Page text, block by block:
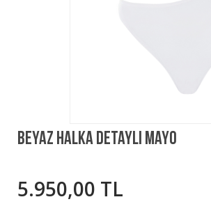
Beyaz Halka Detaylı Mayo
5.950,00 TL